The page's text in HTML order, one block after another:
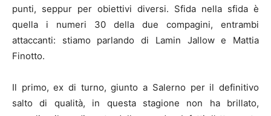
punti, seppur per obiettivi diversi. Sfida nella sfida è
quella i numeri 30 della due compagini, entrambi
attaccanti: stiamo parlando di Lamin Jallow e Mattia
Finotto.
Il primo, ex di turno, giunto a Salerno per il definitivo
salto di qualità, in questa stagione non ha brillato,